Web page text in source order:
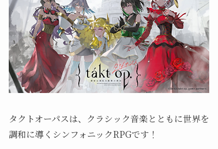
タクトオーパスは、クラシック音楽とともに世界を
調和に導くシンフォニックRPGです！